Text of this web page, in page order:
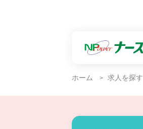
ホーム 求人を探す